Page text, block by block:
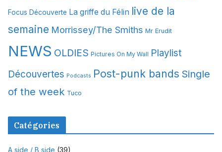
Focus Découverte La griffe du Félin live de la
semaine Morrissey/The Smiths Mr Erudit
NEWS OLDIES Pictures On My Wall Playlist
Découvertes Podcasts Post-punk bands Single
of the week Tuco
Catégories
A side / B side (39)